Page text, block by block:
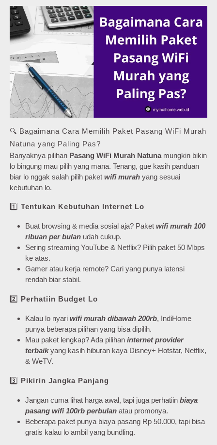
🔍 Bagaimana Cara Memilih Paket Pasang WiFi Murah
Natuna yang Paling Pas?
Banyaknya pilihan Pasang WiFi Murah Natunamungkin bikin
lo bingung mau pilih yang mana. Tenang, gue kasih panduan
biar lo nggak salah pilih paket wifi murah yang sesuai
kebutuhan lo.
1️⃣ Tentukan Kebutuhan Internet Lo
Buat browsing & media sosial aja? Paket wifi murah 100
ribuan per bulan udah cukup.
Sering streaming YouTube & Netflix? Pilih paket 50 Mbps
ke atas.
Gamer atau kerja remote? Cari yang punya latensi
rendah biar stabil.
2️⃣ Perhatiin Budget Lo
Kalau lo nyari wifi murah dibawah 200rb, IndiHome
punya beberapa pilihan yang bisa dipilih.
Mau paket lengkap? Ada pilihan internet provider
terbaikyang kasih hiburan kaya Disney+ Hotstar, Netflix,
& WeTV.
3️⃣ Pikirin Jangka Panjang
Jangan cuma lihat harga awal, tapi juga perhatiin biaya
pasang wifi 100rb perbulan atau promonya.
Beberapa paket punya biaya pasang Rp 50.000, tapi bisa
gratis kalau lo ambil yang bundling.